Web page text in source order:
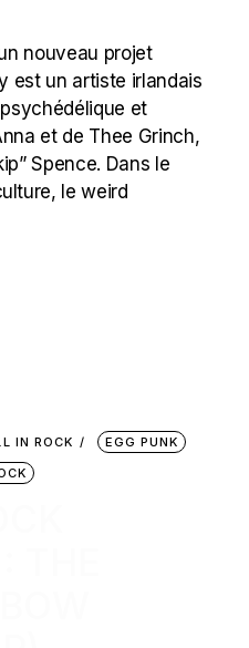
nouveau projet
est un artiste irlandais
et
et de Thee Grinch,
Spence. Dans le
le weird
IN ROCK
EGG PUNK